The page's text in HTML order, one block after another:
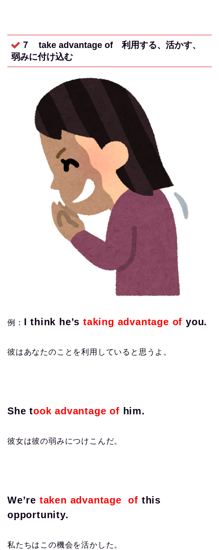
７ take advantage of利用する、活かす、
弱みに付け込む
例： I think he’s taking advantage of you.
彼はあなたのことを利用していると思うよ。
She took advantage of him.
彼女は彼の弱みにつけこんだ。
We’re taken advantage of this
opportunity.
私たちはこの機会を活かした。